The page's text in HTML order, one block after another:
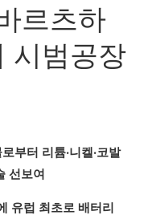
르츠하
시범공장
부터 리튬·니켈·코발
선보여
유럽 최초로 배터리